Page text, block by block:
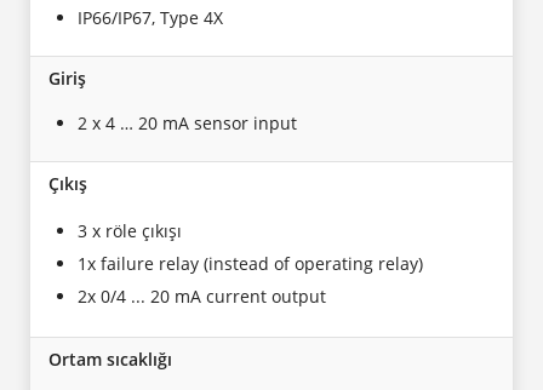
IP66/IP67, Type 4X
Giriş
2 x 4 … 20 mA sensor input
Çıkış
3 x röle çıkışı
1x failure relay (instead of operating relay)
2x 0/4 ... 20 mA current output
Ortam sıcaklığı